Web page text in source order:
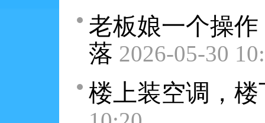
老板娘一个操
落 2026-05-30
楼上装空调，